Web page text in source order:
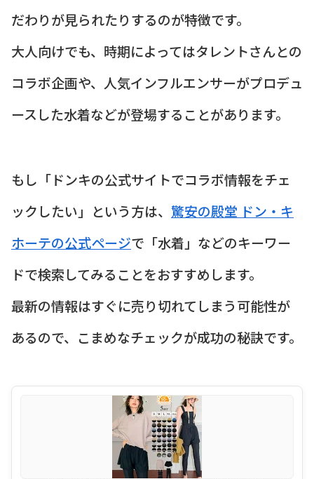
だわりが見られたりするのが特徴です。
大人向けでも、時期によってはタレントさんとの
コラボ企画や、人気インフルエンサーがプロデュ
ースした水着などが登場することがあります。
もし「ドンキの公式サイトでコラボ情報をチェ
ックしたい」という方は、 驚安の殿堂 ドン・キ
ホーテの公式ページで「水着」などのキーワー
ドで検索してみることをおすすめします。
最新の情報はすぐに売り切れてしまう可能性が
あるので、こまめなチェックが成功の秘訣です。